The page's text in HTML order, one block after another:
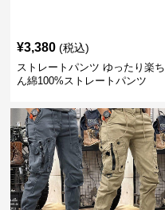
¥3,380 (税込)
ストレートパンツ ゆったり楽ち
ん綿100%ストレートパンツ